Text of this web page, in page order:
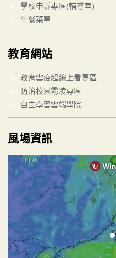
學校申訴專區(輔導室)
午餐菜單
教育網站
教育雲疫起線上看專區
防治校園霸凌專區
自主學習雲端學院
風場資訊